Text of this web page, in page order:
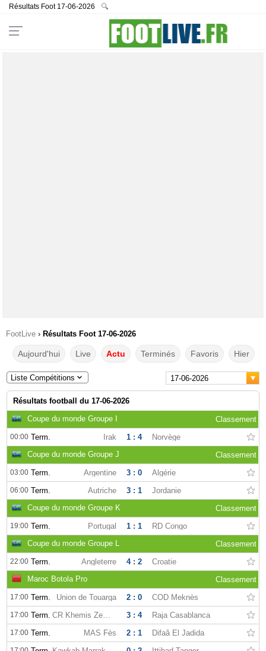
Résultats Foot 17-06-2026 🔍
FootLive › Résultats Foot 17-06-2026
Aujourd'hui Live Actu Terminés Favoris Hier
Liste Compétitions 17-06-2026
Résultats football du 17-06-2026
Coupe du monde Groupe I
Classement
00:00 Term. Irak 1 : 4
Norvège
Coupe du monde Groupe J
Classement
03:00 Term. Argentine 3 : 0 Algérie
06:00 Term. Autriche 3 : 1
Jordanie
Coupe du monde Groupe K
Classement
19:00 Term. Portugal 1 : 1
RD Congo
Coupe du monde Groupe L
Classement
22:00 Term. Angleterre 4 : 2
Croatie
Maroc Botola Pro
Classement
17:00 Term. Union de Touarga 2 : 0 COD Meknès
17:00 Term. CR Khemis Zemamra 3 : 4 Raja Casablanca
17:00 Term. MAS Fès 2 : 1 Difaâ El Jadida